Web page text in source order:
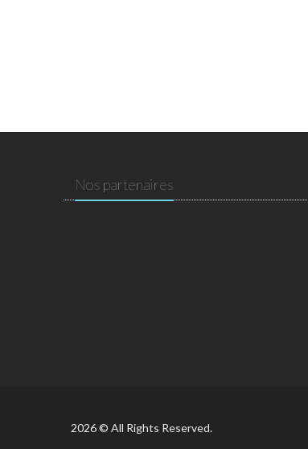
Nos partenaires
2026 © All Rights Reserved.